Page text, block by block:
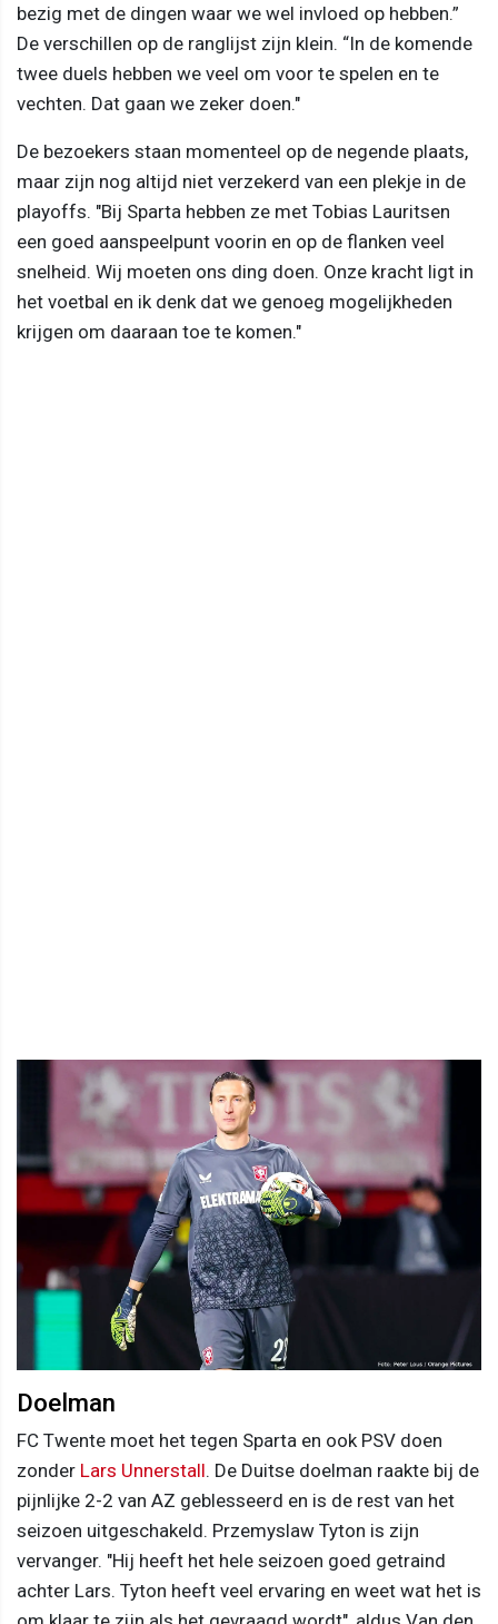
bezig met de dingen waar we wel invloed op hebben.”
De verschillen op de ranglijst zijn klein. “In de komende
twee duels hebben we veel om voor te spelen en te
vechten. Dat gaan we zeker doen."
De bezoekers staan momenteel op de negende plaats,
maar zijn nog altijd niet verzekerd van een plekje in de
playoffs. "Bij Sparta hebben ze met Tobias Lauritsen
een goed aanspeelpunt voorin en op de flanken veel
snelheid. Wij moeten ons ding doen. Onze kracht ligt in
het voetbal en ik denk dat we genoeg mogelijkheden
krijgen om daaraan toe te komen."
Doelman
FC Twente moet het tegen Sparta en ook PSV doen
zonder Lars Unnerstall. De Duitse doelman raakte bij de
pijnlijke 2-2 van AZ geblesseerd en is de rest van het
seizoen uitgeschakeld. Przemyslaw Tyton is zijn
vervanger. "Hij heeft het hele seizoen goed getraind
achter Lars. Tyton heeft veel ervaring en weet wat het is